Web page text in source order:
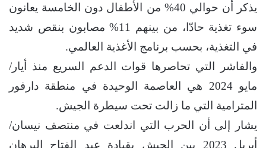
يذكر أن حوالي 40% من الأطفال دون الخامسة يعانون
سوء تغذية حادّا، من بينهم 11% مصابون بنقص شديد
في التغذية، بحسب برنامج الأغذية العالمي.
والفاشر التي تحاصرها قوات الدعم السريع منذ أيار/
مايو 2024 هي العاصمة الوحيدة في منطقة دارفور
المترامية التي ما زالت تحت سيطرة الجيش.
يشار إلى أن الحرب التي اندلعت في منتصف نيسان/
أبريل 2023 بين الجيش بقيادة عبد الفتاح البرهان